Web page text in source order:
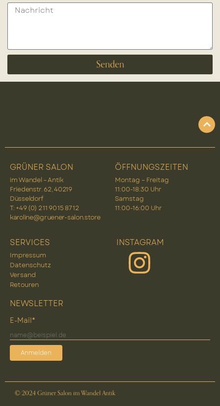
Senden
GRÜNER SALON
im Wandel – Antik
Friedenstr. 62, 40219
Düsseldorf
T: +49 (0) 2 11 90 15 87 12
karoline@gruener-salon.store
ÖFFNUNGSZEITEN
Montag – Freitag
11:00-18:30 Uhr
Samstag
11:00-16:00 Uhr
SERVICES
Impressum
Datenschutz
Versand
Retouren
INSTAGRAM
NEWSLETTER
E-Mail*
Anmelden
© 2024 Grüner Salon im Wandel Antik